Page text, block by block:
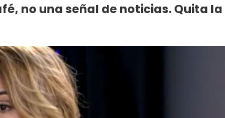
no una señal de noticias. Quita la